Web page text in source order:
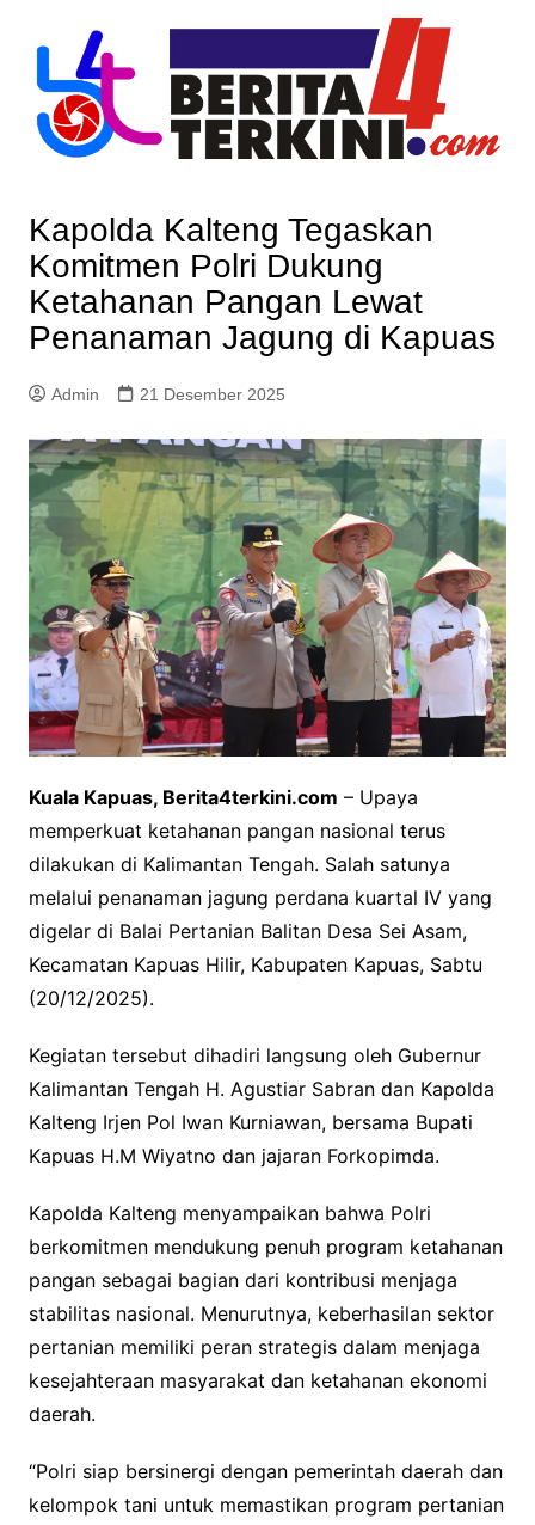
content
Kapolda Kalteng Tegaskan
Komitmen Polri Dukung
Ketahanan Pangan Lewat
Penanaman Jagung di Kapuas
Admin 21 Desember 2025
Kuala Kapuas, Berita4terkini.com – Upaya
memperkuat ketahanan pangan nasional terus
dilakukan di Kalimantan Tengah. Salah satunya
melalui penanaman jagung perdana kuartal IV yang
digelar di Balai Pertanian Balitan Desa Sei Asam,
Kecamatan Kapuas Hilir, Kabupaten Kapuas, Sabtu
(20/12/2025).
Kegiatan tersebut dihadiri langsung oleh Gubernur
Kalimantan Tengah H. Agustiar Sabran dan Kapolda
Kalteng Irjen Pol Iwan Kurniawan, bersama Bupati
Kapuas H.M Wiyatno dan jajaran Forkopimda.
Kapolda Kalteng menyampaikan bahwa Polri
berkomitmen mendukung penuh program ketahanan
pangan sebagai bagian dari kontribusi menjaga
stabilitas nasional. Menurutnya, keberhasilan sektor
pertanian memiliki peran strategis dalam menjaga
kesejahteraan masyarakat dan ketahanan ekonomi
daerah.
“Polri siap bersinergi dengan pemerintah daerah dan
kelompok tani untuk memastikan program pertanian